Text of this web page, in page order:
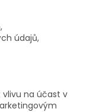
údajů,
vlivu na účast v